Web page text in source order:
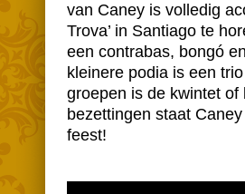
van Caney is volledig
Trova’ in Santiago te
een contrabas, bongó
kleinere podia is een
groepen is de kwintet
bezettingen staat
feest!